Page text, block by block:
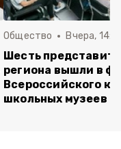
Общество Вчера,
Шесть
региона вышли в
Всероссийского
школьных музеев